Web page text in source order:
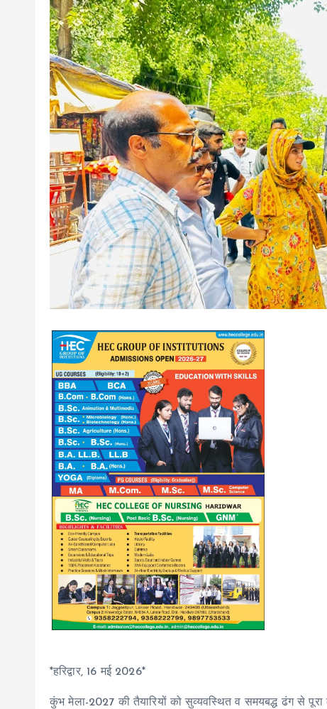
*हरिद्वार, 16 मई 2026*
कुंभ मेला-2027 की तैयारियों को सुव्यवस्थित व समयबद्ध ढंग से